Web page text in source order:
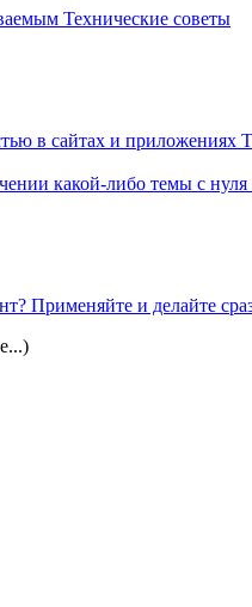
Технические советы
в сайтах и приложениях
какой-либо темы с нуля
Применяйте и делайте